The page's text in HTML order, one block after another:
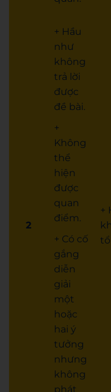
2
+ Hầu
như
không
trả lời
được
đề bài.
+
Không
thể
hiện
được
quan
điểm.
+ Có cố
gắng
diễn
giải
một
hoặc
hai ý
tưởng
nhưng
không
phát
+